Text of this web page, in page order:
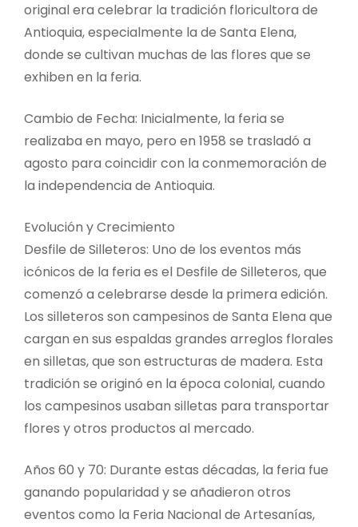
original era celebrar la tradición floricultora de
Antioquia, especialmente la de Santa Elena,
donde se cultivan muchas de las flores que se
exhiben en la feria.
Cambio de Fecha: Inicialmente, la feria se
realizaba en mayo, pero en 1958 se trasladó a
agosto para coincidir con la conmemoración de
la independencia de Antioquia.
Evolución y Crecimiento
Desfile de Silleteros: Uno de los eventos más
icónicos de la feria es el Desfile de Silleteros, que
comenzó a celebrarse desde la primera edición.
Los silleteros son campesinos de Santa Elena que
cargan en sus espaldas grandes arreglos florales
en silletas, que son estructuras de madera. Esta
tradición se originó en la época colonial, cuando
los campesinos usaban silletas para transportar
flores y otros productos al mercado.
Años 60 y 70: Durante estas décadas, la feria fue
ganando popularidad y se añadieron otros
eventos como la Feria Nacional de Artesanías,